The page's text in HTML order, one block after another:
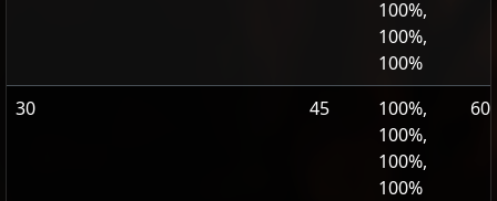
100%,
100%,
100%
30 45
100%,
100%,
100%,
100%
60